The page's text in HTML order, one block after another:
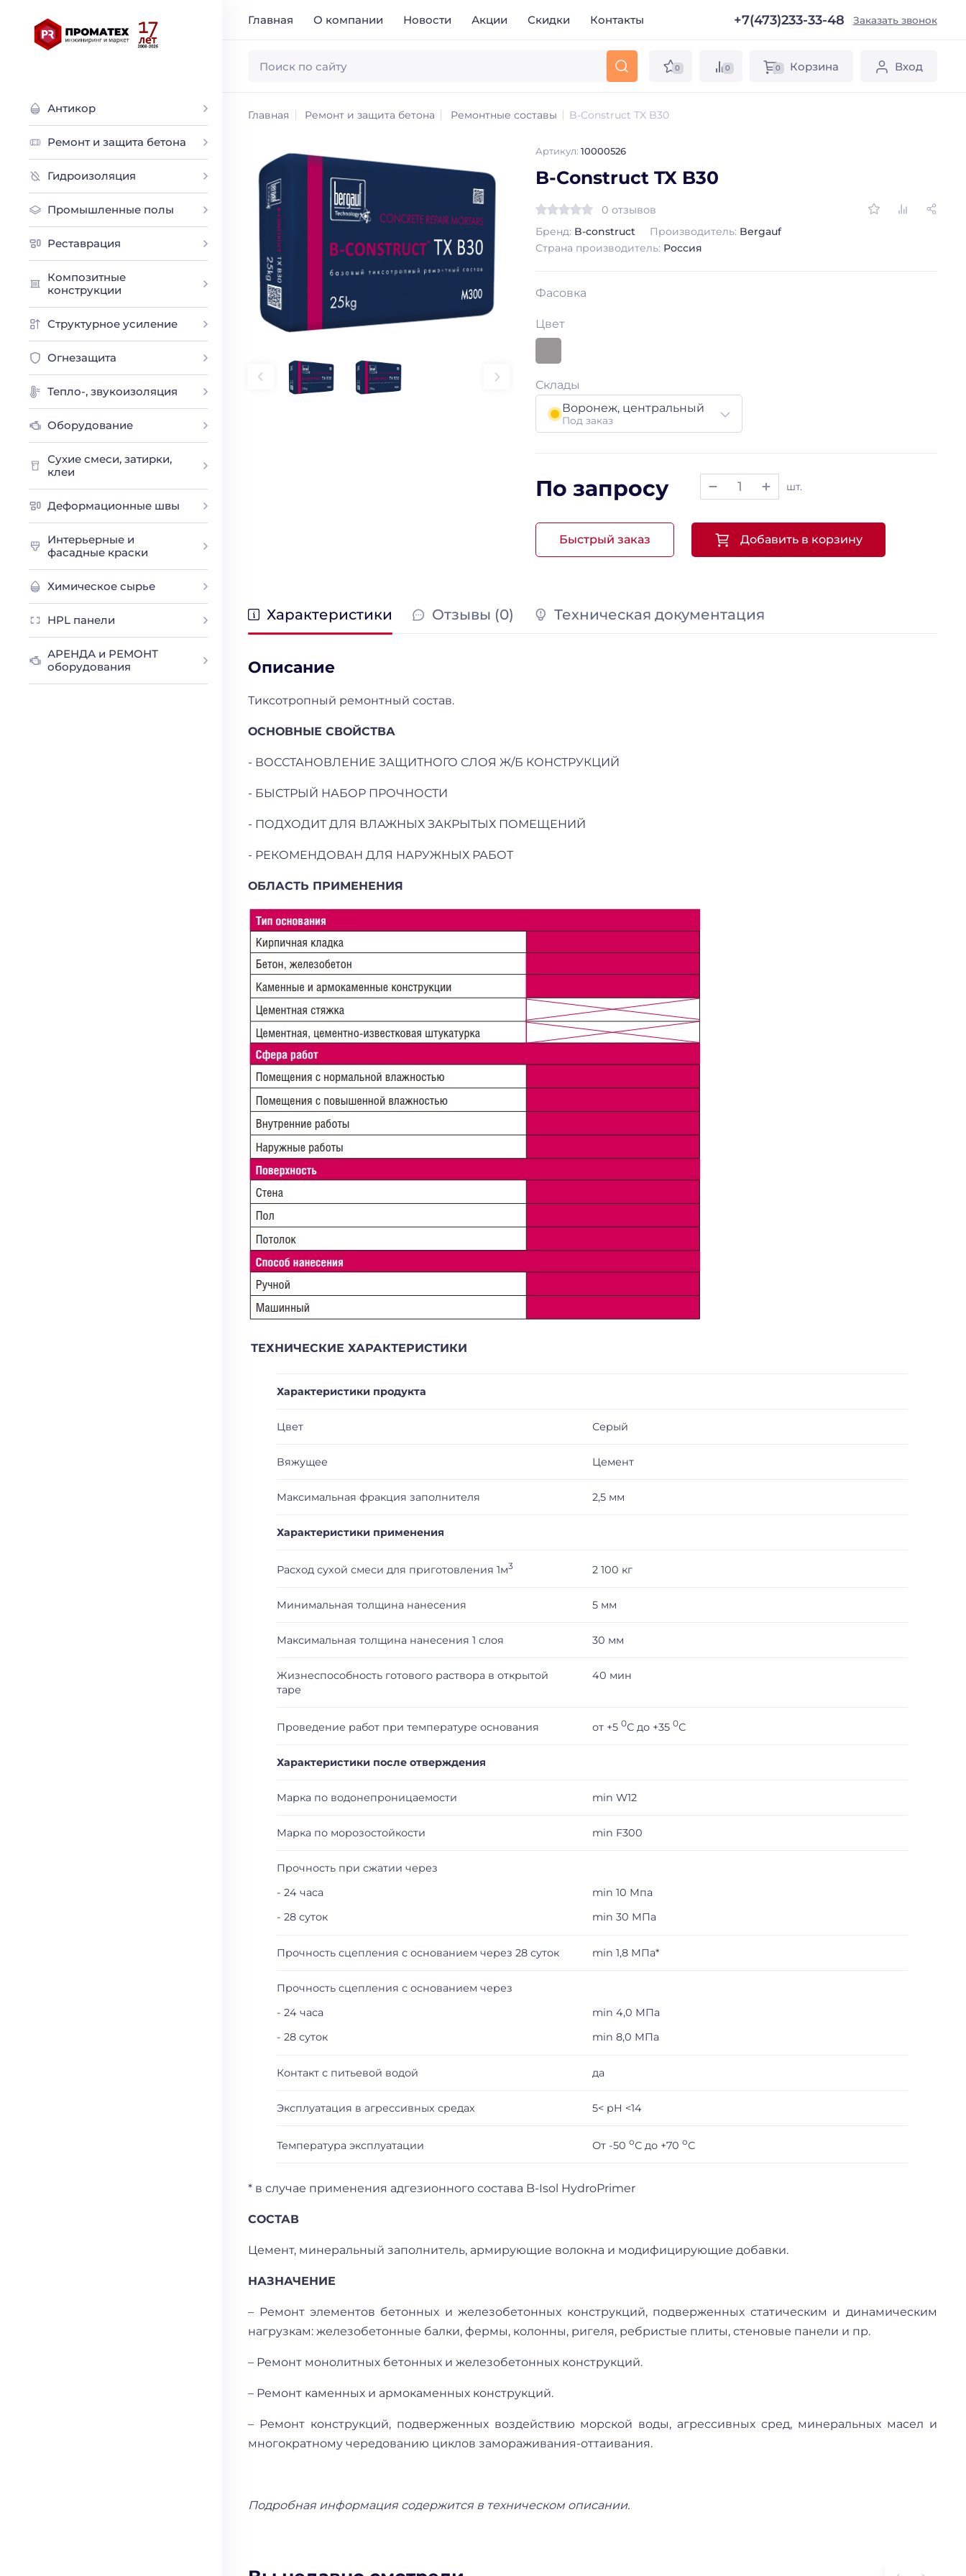
Главная О компании Новости Акции Скидки Контакты +7(473)233-33-48 Заказать звонок
0 0 0 Корзина Вход
Главная Ремонт и защита бетона Ремонтные составы B-Construct TX B30
B-Construct TX B30
0 отзывов
Бренд: B-construct Производитель: Bergauf
Страна производитель: Россия
Фасовка
Цвет
Склады
Воронеж, центральный
Под заказ
Артикул:10000526
По запросу шт.
Быстрый заказ Добавить в корзину
Характеристики Отзывы (0) Техническая документация
Описание
Тиксотропный ремонтный состав.
ОСНОВНЫЕ СВОЙСТВА
- ВОССТАНОВЛЕНИЕ ЗАЩИТНОГО СЛОЯ Ж/Б КОНСТРУКЦИЙ
- БЫСТРЫЙ НАБОР ПРОЧНОСТИ
- ПОДХОДИТ ДЛЯ ВЛАЖНЫХ ЗАКРЫТЫХ ПОМЕЩЕНИЙ
- РЕКОМЕНДОВАН ДЛЯ НАРУЖНЫХ РАБОТ
ОБЛАСТЬ ПРИМЕНЕНИЯ
ТЕХНИЧЕСКИЕ ХАРАКТЕРИСТИКИ
Характеристики продукта
Цвет Серый
Вяжущее Цемент
Максимальная фракция заполнителя 2,5 мм
Характеристики применения
Расход сухой смеси для приготовления 1м3 2 100 кг
Минимальная толщина нанесения 5 мм
Максимальная толщина нанесения 1 слоя 30 мм
Жизнеспособность готового раствора в открытой
таре
40 мин
Проведение работ при температуре основания от +50С до +350С
Характеристики после отверждения
Марка по водонепроницаемости min W12
Марка по морозостойкости min F300
Прочность при сжатии через
- 24 часа
- 28 суток
min 10 Мпа
min 30 МПа
Прочность сцепления с основанием через 28 суток min 1,8 МПа*
Прочность сцепления с основанием через
- 24 часа
- 28 суток
min 4,0 МПа
min 8,0 МПа
Контакт с питьевой водой да
Эксплуатация в агрессивных средах 5< pH <14
Температура эксплуатации От -50оС до +70оС
* в случае применения адгезионного состава B-Isol HydroPrimer
СОСТАВ
Цемент, минеральный заполнитель, армирующие волокна и модифицирующие добавки.
НАЗНАЧЕНИЕ
– Ремонт элементов бетонных и железобетонных конструкций, подверженных статическим и динамическим
нагрузкам: железобетонные балки, фермы, колонны, ригеля, ребристые плиты, стеновые панели и пр.
– Ремонт монолитных бетонных и железобетонных конструкций.
– Ремонт каменных и армокаменных конструкций.
– Ремонт конструкций, подверженных воздействию морской воды, агрессивных сред, минеральных масел и
многократному чередованию циклов замораживания-оттаивания.
Подробная информация содержится в техническом описании.
Антикор
Ремонт и защита бетона
Гидроизоляция
Промышленные полы
Реставрация
Композитные
конструкции
Структурное усиление
Огнезащита
Тепло-, звукоизоляция
Оборудование
Сухие смеси, затирки,
клеи
Деформационные швы
Интерьерные и
фасадные краски
Химическое сырье
HPL панели
АРЕНДА и РЕМОНТ
оборудования